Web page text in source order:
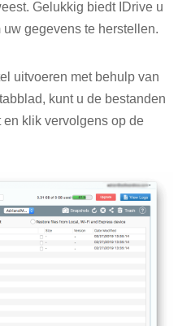
Gelukkig biedt IDrive u
gegevens te herstellen.
uitvoeren met behulp van
tabblad, kunt u de bestanden
klik vervolgens op de